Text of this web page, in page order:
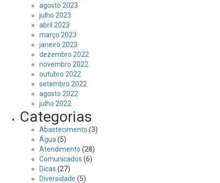
agosto 2023
julho 2023
abril 2023
março 2023
janeiro 2023
dezembro 2022
novembro 2022
outubro 2022
setembro 2022
agosto 2022
julho 2022
Categorias
Abastecimento (3)
Água (5)
Atendimento (28)
Comunicados (6)
Dicas (27)
Diversidade (5)